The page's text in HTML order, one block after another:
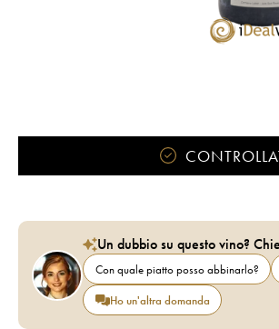
Un dubbio su questo vino?
Con quale piatto posso abbinarlo?
Ho un'altra domanda